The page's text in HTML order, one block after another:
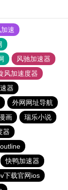
速
风驰加速器
风加速度器
器
外网网址导航
画
瑞乐小说
器
outline
快鸭加速器
下载官网ios